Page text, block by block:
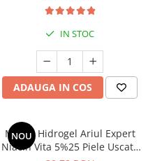
IN STOC
ADAUGA IN COS
NOU
Mască Hidrogel Ariul Expert
Niacin Vita 5%25 Piele Uscată